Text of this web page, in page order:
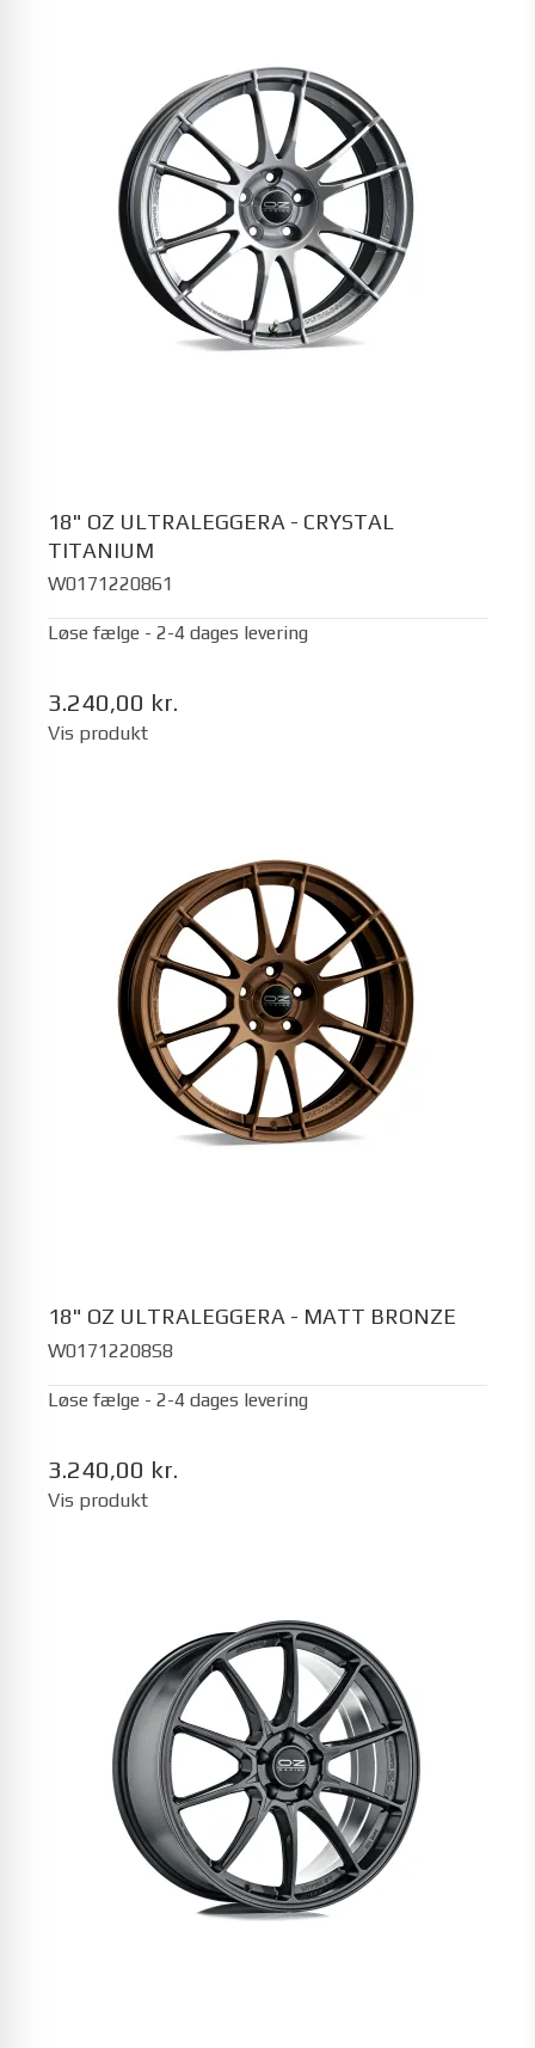
18" OZ ULTRALEGGERA - CRYSTAL
TITANIUM
W0171220861
Løse fælge - 2-4 dages levering
3.240,00 kr.
Vis produkt
18" OZ ULTRALEGGERA - MATT BRONZE
W01712208S8
Løse fælge - 2-4 dages levering
3.240,00 kr.
Vis produkt